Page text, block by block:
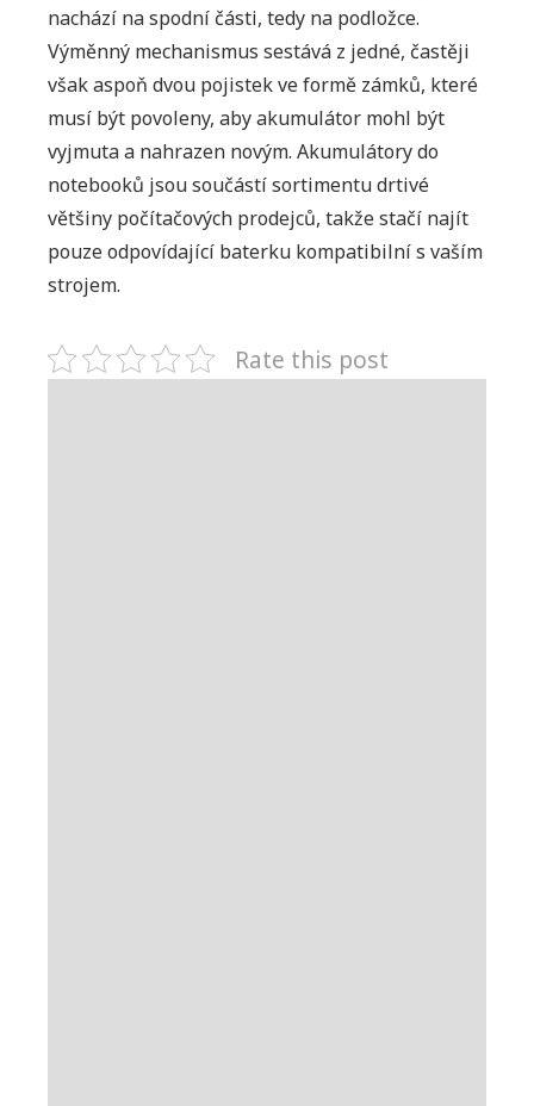
nachází na spodní části, tedy na podložce.
Výměnný mechanismus sestává z jedné, častěji
však aspoň dvou pojistek ve formě zámků, které
musí být povoleny, aby akumulátor mohl být
vyjmuta a nahrazen novým. Akumulátory do
notebooků jsou součástí sortimentu drtivé
většiny počítačových prodejců, takže stačí najít
pouze odpovídající baterku kompatibilní s vaším
strojem.
Rate this post